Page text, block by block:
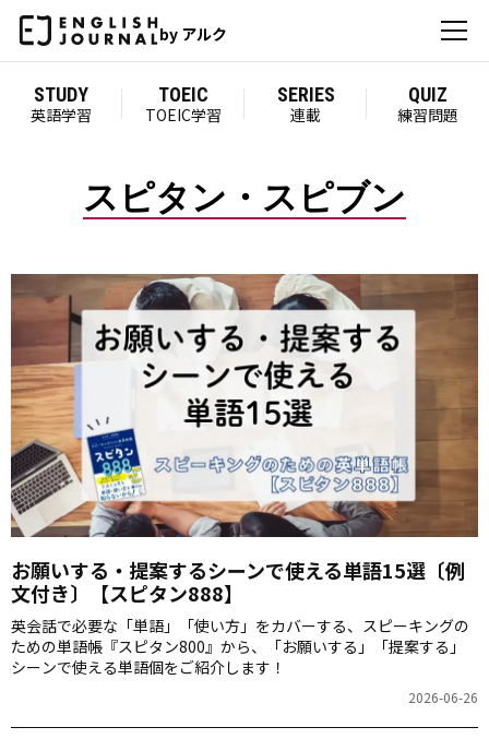
by アルク
STUDY
英語学習
TOEIC
TOEIC学習
SERIES
連載
QUIZ
練習問題
スピタン・スピブン
お願いする・提案するシーンで使える単語15選〔例
文付き〕【スピタン888】
英会話で必要な「単語」「使い方」をカバーする、スピーキングの
ための単語帳『スピタン800』から、「お願いする」「提案する」
シーンで使える単語個をご紹介します！
2026-06-26